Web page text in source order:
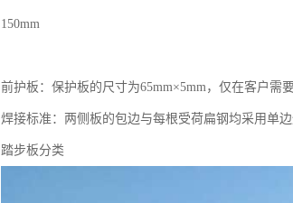
150mm
前护板：保护板的尺寸为65mm×5mm，仅在客户需
焊接标准：两侧板的包边与每根受荷扁钢均采用单
踏步板分类